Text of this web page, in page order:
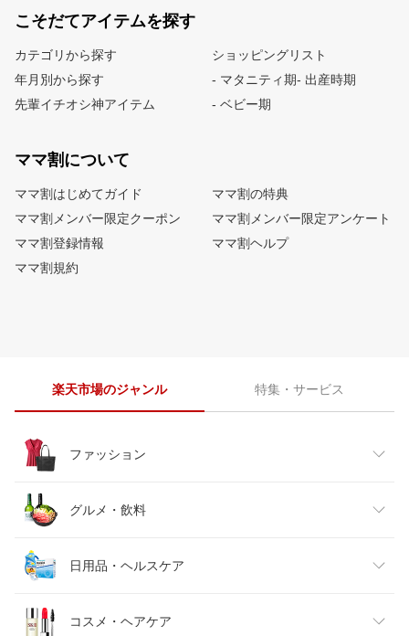
こそだてアイテムを探す
カテゴリから探す
年月別から探す
先輩イチオシ神アイテム
ショッピングリスト
- マタニティ期- 出産時期
- ベビー期
ママ割について
ママ割はじめてガイド
ママ割の特典
ママ割メンバー限定クーポン
ママ割メンバー限定アンケート
ママ割登録情報
ママ割ヘルプ
ママ割規約
楽天市場のジャンル 特集・サービス
ファッション
レディースファッション
メンズファッション
キッズファッション
グルメ・飲料
食品
スイーツ・お菓子
日用品・ヘルスケア
日用品雑貨・文房具・手芸
コスメ・ヘアケア